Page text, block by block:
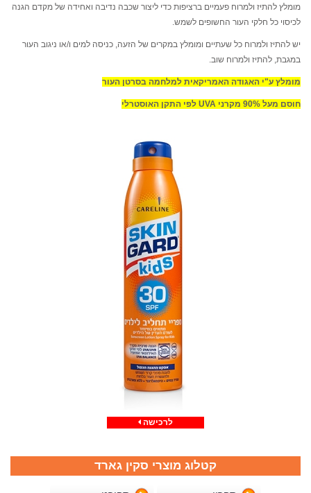
מומלץ להתיז ולמרוח פעמיים ברציפות כדי ליצור שכבה נדיבה ואחידה של מקדם הגנה
לכיסוי כל חלקי העור החשופים לשמש.
יש להתיז ולמרוח כל שעתיים ומומלץ במקרים של הזעה, כניסה למים ו/או ניגוב העור
במגבת, להתיז ולמרוח שוב.
מומלץ ע"י האגודה האמריקאית למלחמה בסרטן העור
חוסם מעל 90% מקרני UVA לפי התקן האוסטרלי
לרכישה
קטלוג מוצרי סקין גארד